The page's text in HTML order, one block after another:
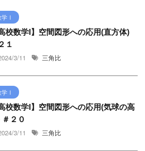
学Ⅰ
高校数学I】空間図形への応用(直方体)
１
3/11 三角比
学Ⅰ
高校数学I】空間図形への応用(気球の高
＃２０
3/11 三角比